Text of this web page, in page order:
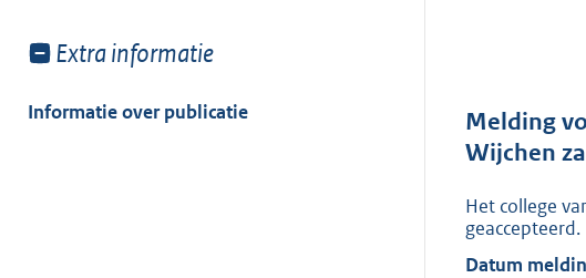
Toon
van:
Extra informatie
Informatie over publicatie
Melding
Wijchen
Het college
geaccepteerd.
Datum